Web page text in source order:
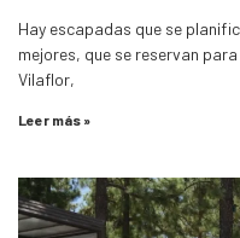
Hay escapadas que se
mejores, que se reservan
Vilaflor,
Leer más »